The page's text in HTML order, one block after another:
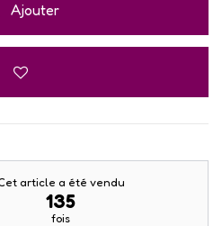
Ajouter
article a été vendu
135
fois